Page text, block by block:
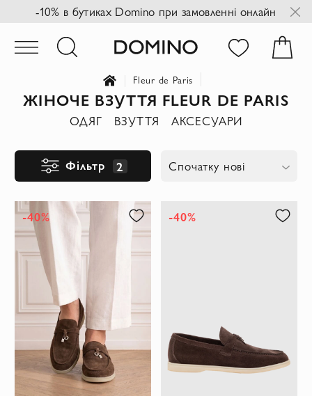
-10% в бутиках Domino при замовленні онлайн
Fleur de Paris
ЖІНОЧЕ ВЗУТТЯ FLEUR DE PARIS
ОДЯГ ВЗУТТЯ АКСЕСУАРИ
Фільтр 2 Спочатку нові
-40% -40%